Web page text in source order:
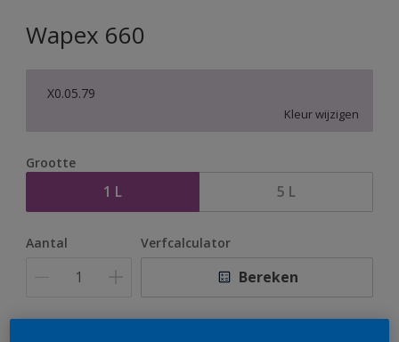
Wapex 660
X0.05.79
Kleur wijzigen
Grootte
1 L 5 L
Aantal Verfcalculator
Bereken